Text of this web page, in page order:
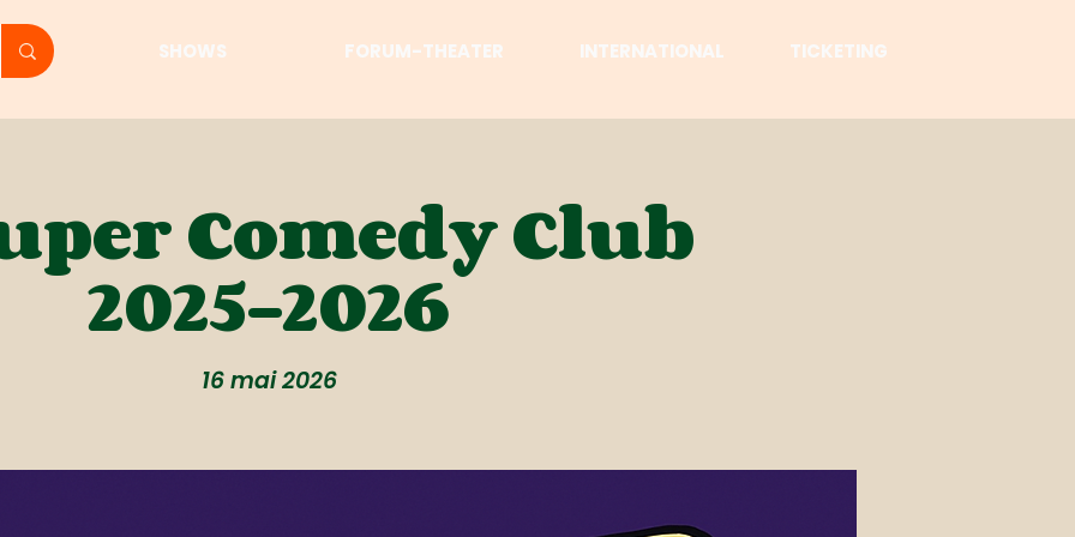
SHOWS FORUM-THEATER INTERNATIONAL TICKETING
Comedy Club
2025-2026
16 mai 2026